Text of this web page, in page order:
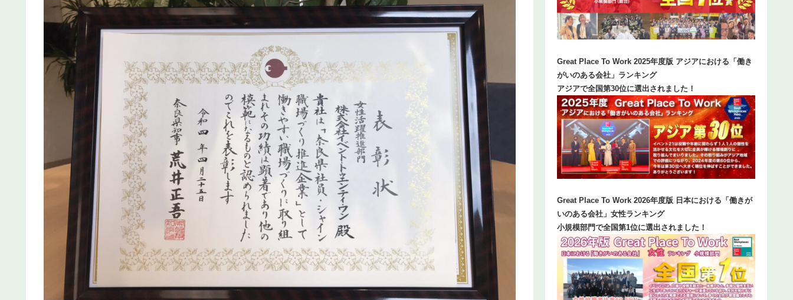
Great Place To Work 2025年度版 アジアにおける「働き
がいのある会社」ランキング
アジアで全国第30位に選出されました！
Great Place To Work 2026年度版 日本における「働きが
いのある会社」女性ランキング
小規模部門で全国第1位に選出されました！